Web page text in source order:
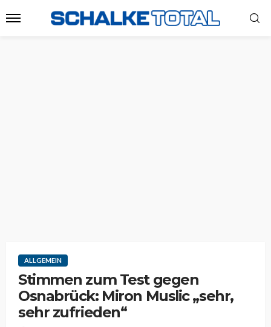
ALLGEMEIN
Stimmen zum Test gegen
Osnabrück: Miron Muslic „sehr,
sehr zufrieden“